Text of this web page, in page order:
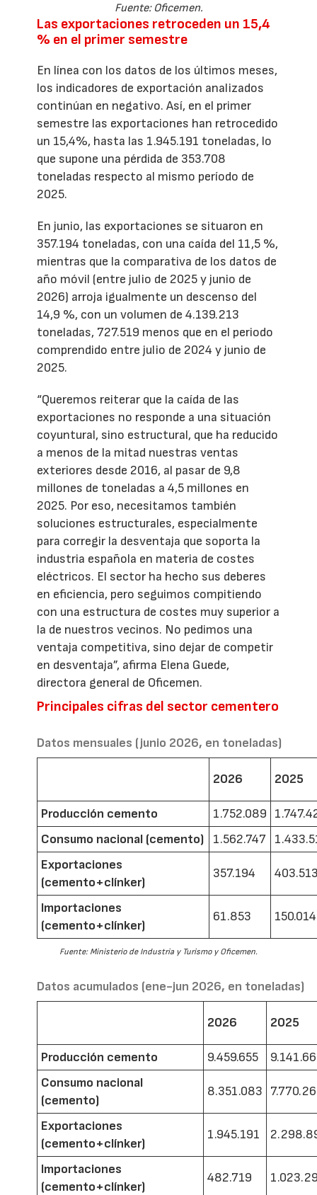
Fuente: Oficemen.
Las exportaciones retroceden un 15,4
% en el primer semestre
En línea con los datos de los últimos meses,
los indicadores de exportación analizados
continúan en negativo. Así, en el primer
semestre las exportaciones han retrocedido
un 15,4%, hasta las 1.945.191 toneladas, lo
que supone una pérdida de 353.708
toneladas respecto al mismo período de
2025.
En junio, las exportaciones se situaron en
357.194 toneladas, con una caída del 11,5 %,
mientras que la comparativa de los datos de
año móvil (entre julio de 2025 y junio de
2026) arroja igualmente un descenso del
14,9 %, con un volumen de 4.139.213
toneladas, 727.519 menos que en el periodo
comprendido entre julio de 2024 y junio de
2025.
“Queremos reiterar que la caída de las
exportaciones no responde a una situación
coyuntural, sino estructural, que ha reducido
a menos de la mitad nuestras ventas
exteriores desde 2016, al pasar de 9,8
millones de toneladas a 4,5 millones en
2025. Por eso, necesitamos también
soluciones estructurales, especialmente
para corregir la desventaja que soporta la
industria española en materia de costes
eléctricos. El sector ha hecho sus deberes
en eficiencia, pero seguimos compitiendo
con una estructura de costes muy superior a
la de nuestros vecinos. No pedimos una
ventaja competitiva, sino dejar de competir
en desventaja”, afirma Elena Guede,
directora general de Oficemen.
Principales cifras del sector cementero
Datos mensuales (junio 2026, en toneladas)
2026 2025
Producción cemento 1.752.089
Consumo nacional (cemento)
1.562.747
Exportaciones
(cemento+clínker)
357.194
Importaciones
(cemento+clínker)
61.853 150.014
Fuente: Ministerio de Industria y Turismo y Oficemen.
Datos acumulados (ene-jun 2026, en toneladas)
2026 2025
Producción cemento 9.459.655
Consumo nacional
(cemento)
8.351.083
Exportaciones
(cemento+clínker)
1.945.191
Importaciones
(cemento+clínker)
482.719